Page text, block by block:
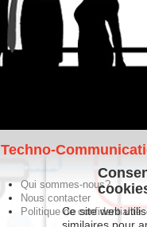
Techno-
Qui sommes-nous?
Nous contacter
Politique de confidentialité
Ce site web